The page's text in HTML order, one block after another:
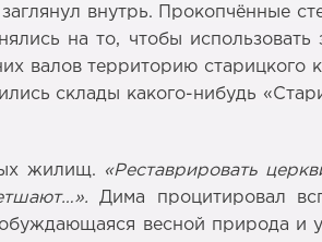
внутрь. Прокопчённые
на то, чтобы использовать
валов территорию старицкого
склады какого-нибудь
жилищ.
«Реставрировать
Дима процитировал
весной природа